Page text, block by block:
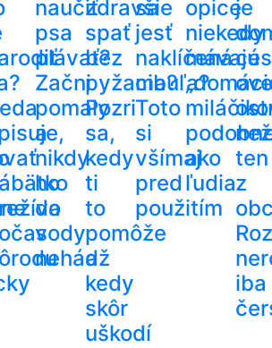
naučiť
psa
plávať?
Začni
pomaly
a
nikdy
ho
do
vody
nehádž
zdravšie
spať
bez
pyžama?
Pozri
sa,
kedy
ti
to
pomôže
a
kedy
skôr
uškodí
sa
jesť
naklíčená
cibuľa?
Toto
si
všímaj
pred
použitím
opice
niekedy
mávajú
ako
ľudia
je
než
ten
z
iba